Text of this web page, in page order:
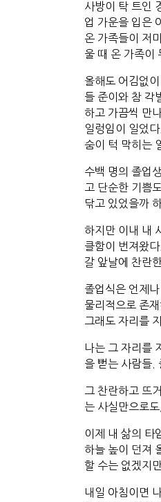
사방이 탁 트인
업 가운을 입은
온 가족들이 저
울 때 온 가족이
올해도 어김없
들 준이와 참 각
하고 가끔씩 만
일렁임이 일었
숨이 턱 막히는
수백 명의 졸업
고 단순한 기쁨
닦고 있었을까
하지만 이내 내
클함이 번져왔
갈 앞날에 찬란
졸업식은 언제
물리적으로 존
그래도 자리를
나는 그 자리를
을 뻗는 사람들.
그 찬란하고 뜨
는 사실만으로
이제 내 삶의 타
하늘 높이 던져
할 수는 없겠지
내일 아침이면